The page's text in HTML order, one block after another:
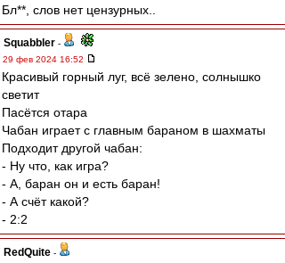
Бл**, слов нет цензурных..
Squabbler -
29 фев 2024 16:52
Красивый горный луг, всё зелено, солнышко
светит
Пасётся отара
Чабан играет с главным бараном в шахматы
Подходит другой чабан:
- Ну что, как игра?
- А, баран он и есть баран!
- А счёт какой?
- 2:2
RedQuite -